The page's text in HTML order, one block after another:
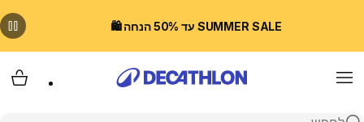
SUMMER SALE עד 50% הנחה 🛍️
Menu